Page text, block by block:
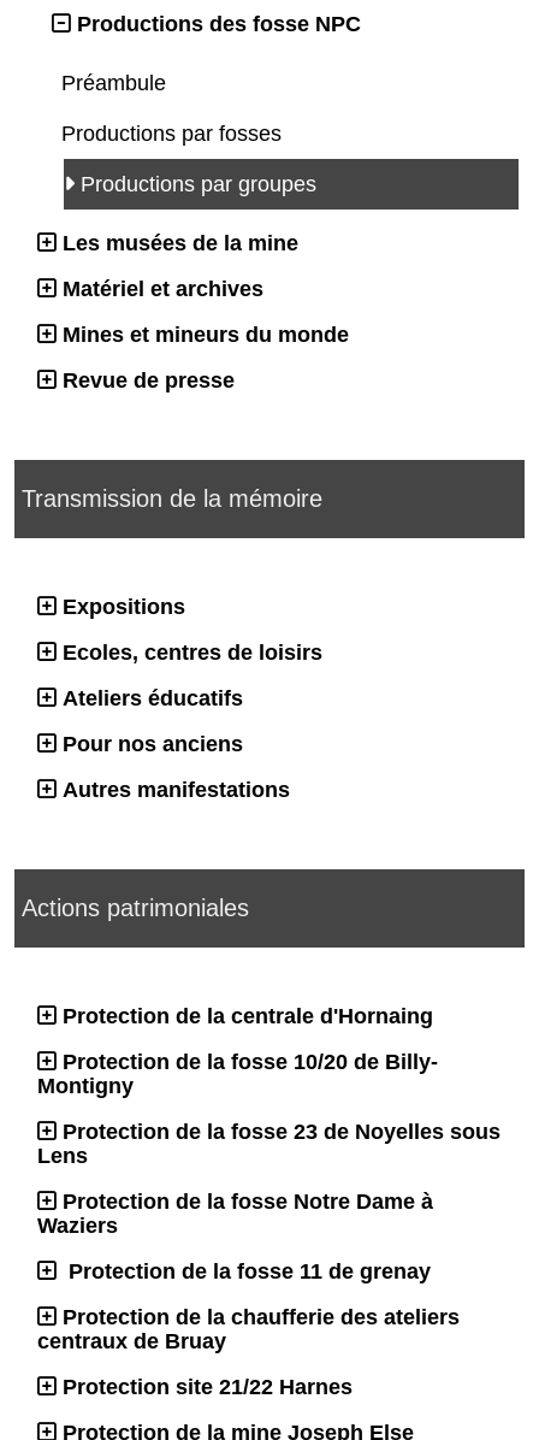
Productions des fosse NPC
Préambule
Productions par fosses
Productions par groupes
Les musées de la mine
Matériel et archives
Mines et mineurs du monde
Revue de presse
Transmission de la mémoire
Expositions
Ecoles, centres de loisirs
Ateliers éducatifs
Pour nos anciens
Autres manifestations
Actions patrimoniales
Protection de la centrale d'Hornaing
Protection de la fosse 10/20 de Billy-
Montigny
Protection de la fosse 23 de Noyelles sous
Lens
Protection de la fosse Notre Dame à
Waziers
Protection de la fosse 11 de grenay
Protection de la chaufferie des ateliers
centraux de Bruay
Protection site 21/22 Harnes
Protection de la mine Joseph Else